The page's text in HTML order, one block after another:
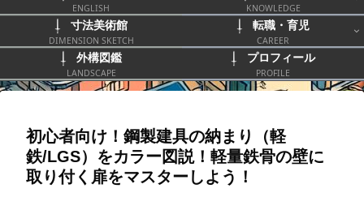
ENGLISH KNOWLEDGE
寸法美術館
DIMENSION SKETCH
転職・育児
CAREER
外構図鑑
LANDSCAPE
プロフィール
PROFILE
初心者向け！鋼製建具の納まり（軽
鉄/LGS）をカラー図説！軽量鉄骨の壁に
取り付く扉をマスターしよう！